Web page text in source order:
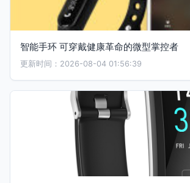
智能手环 可穿戴健康革命的微型掌控者
更新时间：2026-08-04 01:56:39